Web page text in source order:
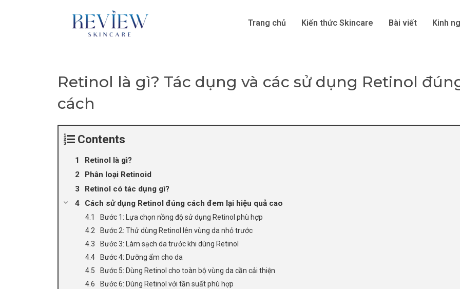
Trang chủ Kiến thức Skincare Bài viết Kinh
Retinol là gì? Tác dụng và các sử dụng Retinol
cách
Contents
Retinol là gì?
Phân loại Retinoid
Retinol có tác dụng gì?
Cách sử dụng Retinol đúng cách đem lại hiệu quả cao
Bước 1: Lựa chọn nồng độ sử dụng Retinol phù hợp
Bước 2: Thử dùng Retinol lên vùng da nhỏ trước
Bước 3: Làm sạch da trước khi dùng Retinol
Bước 4: Dưỡng ẩm cho da
Bước 5: Dùng Retinol cho toàn bộ vùng da cần cải thiện
Bước 6: Dùng Retinol với tần suất phù hợp